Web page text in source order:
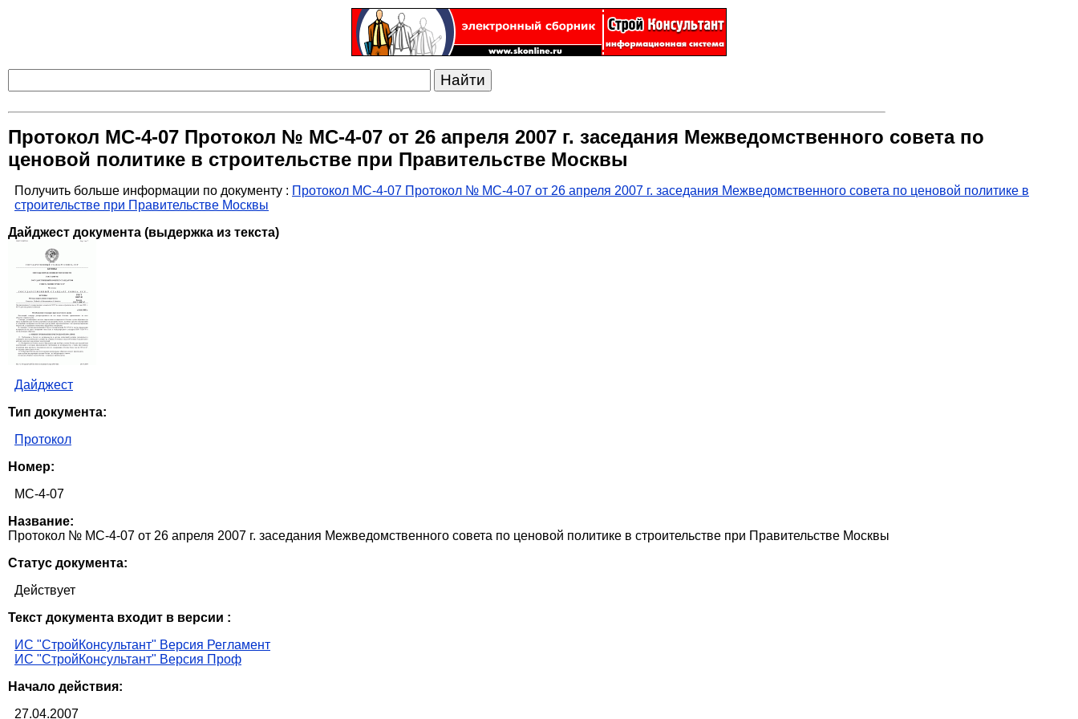
Протокол МС-4-07 Протокол № МС-4-07 от 26 апреля 2007 г. заседания Межведомственного совета по
ценовой политике в строительстве при Правительстве Москвы
Получить больше информации по документу : Протокол МС-4-07 Протокол № МС-4-07 от 26 апреля 2007 г. заседания Межведомственного совета по ценовой политике в
строительстве при Правительстве Москвы
Дайджест документа (выдержка из текста)
Дайджест
Тип документа:
Протокол
Номер:
МС-4-07
Название:
Протокол № МС-4-07 от 26 апреля 2007 г. заседания Межведомственного совета по ценовой политике в строительстве при Правительстве Москвы
Статус документа:
Действует
Текст документа входит в версии :
ИС "СтройКонсультант" Версия Регламент
ИС "СтройКонсультант" Версия Проф
Начало действия:
27.04.2007